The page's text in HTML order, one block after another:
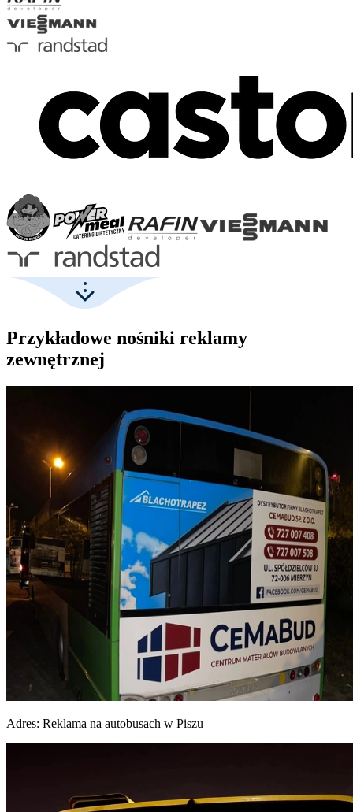
Przykładowe nośniki reklamy
zewnętrznej
Adres: Reklama na autobusach w Piszu